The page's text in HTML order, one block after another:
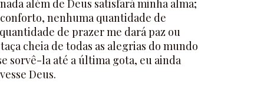
além de Deus satisfará minha alma;
nenhuma quantidade de
de prazer me dará paz ou
cheia de todas as alegrias do mundo
sorvê-la até a última gota, eu ainda
Deus.